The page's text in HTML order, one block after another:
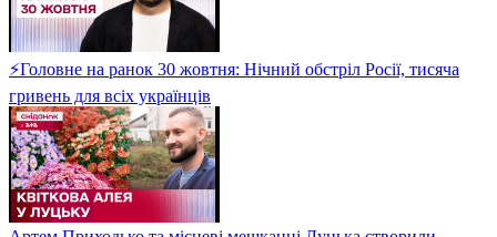
⚡Головне на ранок 30 жовтня: Нічний обстріл Росії, тисяча
гривень для всіх українців